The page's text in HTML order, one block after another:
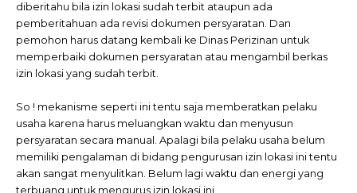
diberitahu bila izin lokasi sudah terbit ataupun ada
pemberitahuan ada revisi dokumen persyaratan. Dan
pemohon harus datang kembali ke Dinas Perizinan untuk
memperbaiki dokumen persyaratan atau mengambil berkas
izin lokasi yang sudah terbit.
So ! mekanisme seperti ini tentu saja memberatkan pelaku
usaha karena harus meluangkan waktu dan menyusun
persyaratan secara manual. Apalagi bila pelaku usaha belum
memiliki pengalaman di bidang pengurusan izin lokasi ini tentu
akan sangat menyulitkan. Belum lagi waktu dan energi yang
terbuang untuk mengurus izin lokasi ini.